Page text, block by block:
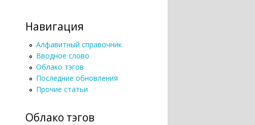
Навигация
Алфавитный справочник
Вводное слово
Облако тэгов
Последние обновления
Прочие статьи
Облако тэгов